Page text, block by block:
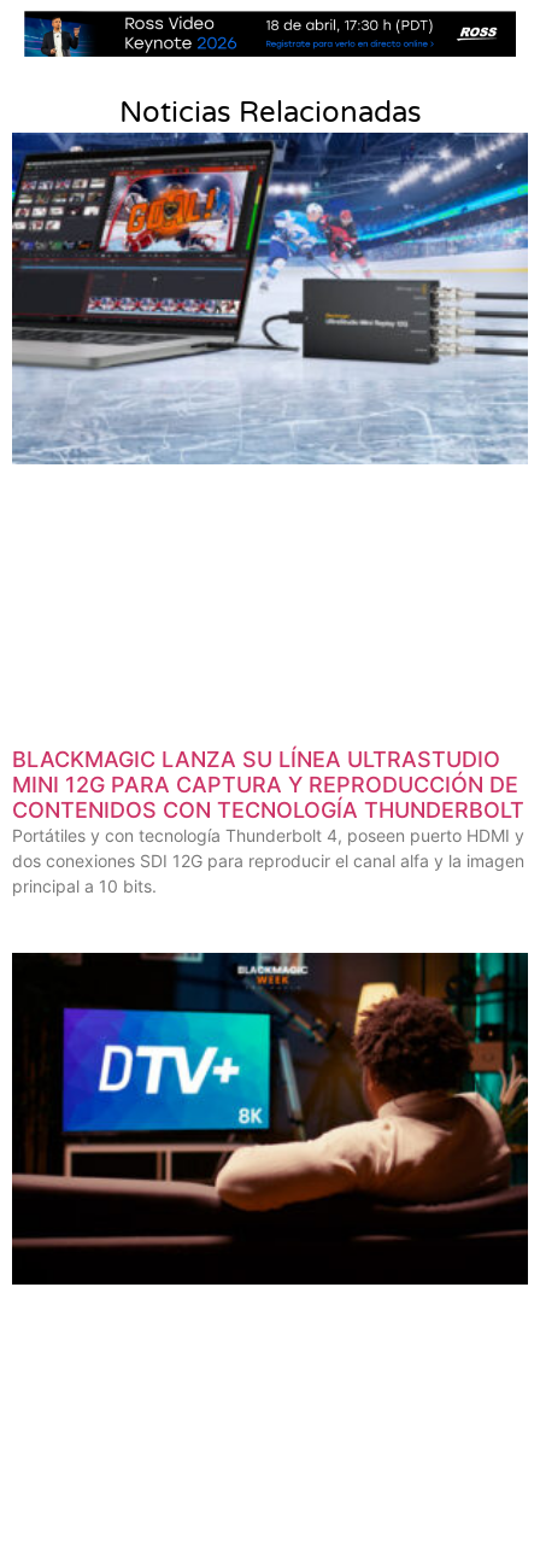
Noticias Relacionadas
BLACKMAGIC LANZA SU LÍNEA ULTRASTUDIO
MINI 12G PARA CAPTURA Y REPRODUCCIÓN DE
CONTENIDOS CON TECNOLOGÍA THUNDERBOLT
Portátiles y con tecnología Thunderbolt 4, poseen puerto HDMI y
dos conexiones SDI 12G para reproducir el canal alfa y la imagen
principal a 10 bits.